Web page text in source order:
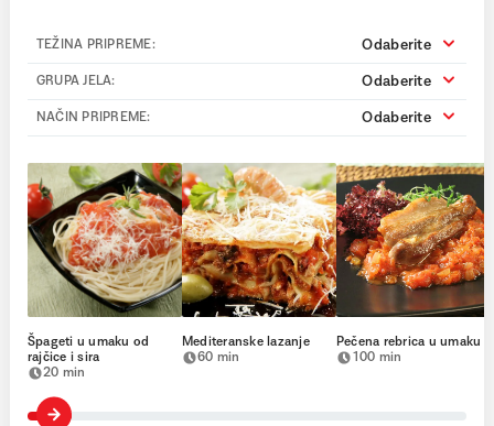
TEŽINA PRIPREME: Odaberite
GRUPA JELA: Odaberite
NAČIN PRIPREME: Odaberite
Špageti u umaku od
rajčice i sira
20 min
Mediteranske lazanje
60 min
Pečena rebrica u umaku
100 min